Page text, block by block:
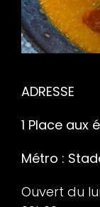
ADRESSE
1 Place aux
Métro :
Ouvert du